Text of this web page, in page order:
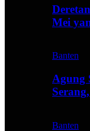
Mei
Banten
Agung
Banten